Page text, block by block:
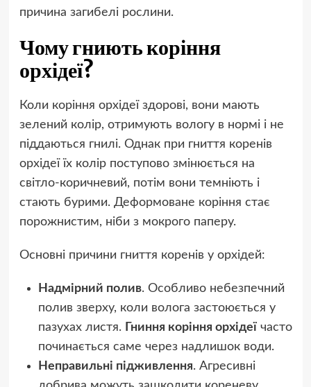
причина загибелі рослини.
Чому гниють коріння
орхідеї?
Коли коріння орхідеї здорові, вони мають
зелений колір, отримують вологу в нормі і не
піддаються гнилі. Однак при гниття коренів
орхідеї їх колір поступово змінюється на
світло-коричневий, потім вони темніють і
стають бурими. Деформоване коріння стає
порожнистим, ніби з мокрого паперу.
Основні причини гниття коренів у орхідей:
Надмірний полив. Особливо небезпечний
полив зверху, коли волога застоюється у
пазухах листя. Гниння коріння орхідеїчасто
починається саме через надлишок води.
Неправильні підживлення. Агресивні